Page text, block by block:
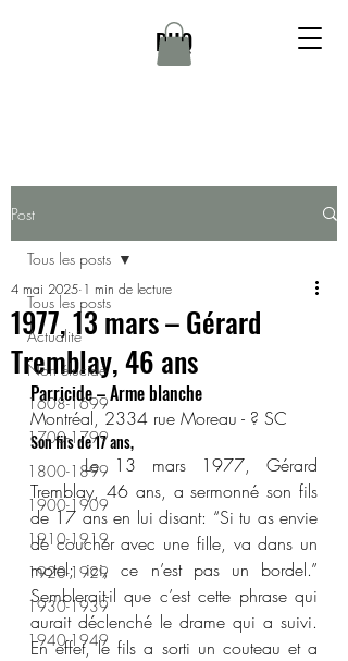
DHQ
Post
Tous les posts
Actualité
Non élucidé
1608-1699
1700-1799
1800-1899
1900-1909
1910-1919
1920-1929
1930-1939
1940-1949
Tous les posts
1977, 13 mars – Gérard
Tremblay, 46 ans
4 mai 2025 1 min de lecture
Parricide – Arme blanche
Montréal, 2334 rue Moreau - ? SC
Son fils de 17 ans,
	Le 13 mars 1977, Gérard
Tremblay, 46 ans, a sermonné son fils
de 17 ans en lui disant: “Si tu as envie
de coucher avec une fille, va dans un
motel; ici, ce n’est pas un bordel.”
Semblerait-il que c’est cette phrase qui
aurait déclenché le drame qui a suivi.
En effet, le fils a sorti un couteau et a